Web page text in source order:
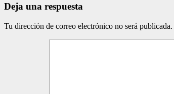
Deja una respuesta
Tu dirección de correo electrónico no será publicada.